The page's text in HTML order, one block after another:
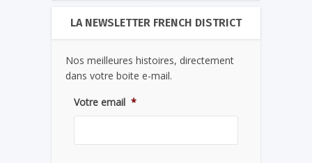
LA NEWSLETTER FRENCH DISTRICT
Nos meilleures histoires, directement
dans votre boite e-mail.
Votre email *